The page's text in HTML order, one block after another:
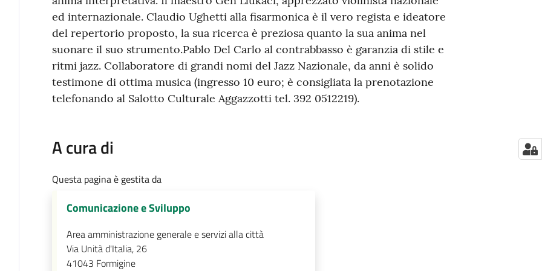
ed internazionale. Claudio Ughetti alla fisarmonica è il vero regista e ideatore
del repertorio proposto, la sua ricerca è preziosa quanto la sua anima nel
suonare il suo strumento.Pablo Del Carlo al contrabbasso è garanzia di stile e
ritmi jazz. Collaboratore di grandi nomi del Jazz Nazionale, da anni è solido
testimone di ottima musica (ingresso 10 euro; è consigliata la prenotazione
telefonando al Salotto Culturale Aggazzotti tel. 392 0512219).
A cura di
Questa pagina è gestita da
Comunicazione e Sviluppo
Area amministrazione generale e servizi alla città
Via Unità d'Italia, 26
41043 Formigine